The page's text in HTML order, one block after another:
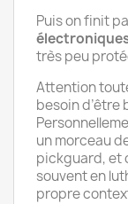
Puis on finit
très peu
Attention
besoin d’être
un morceau
pickguard, et
souvent en
propre